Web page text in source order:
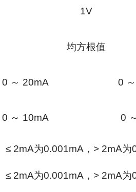
1V
均方根值
0 ～ 20mA 0
0 ～ 10mA 0
≤ 2mA为0.001mA，> 2mA为
≤ 2mA为0.001mA，> 2mA为